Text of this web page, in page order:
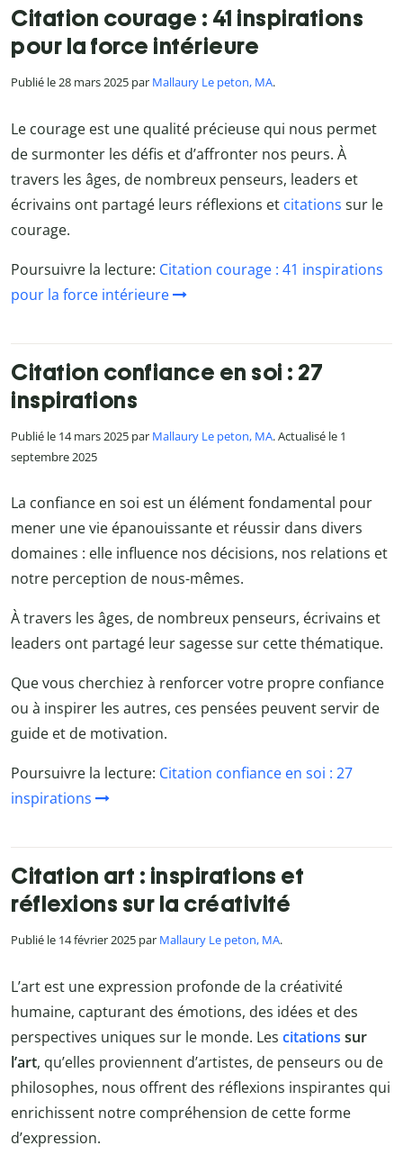
Citation courage : 41 inspirations
pour la force intérieure
Publié le 28 mars 2025 par Mallaury Le peton, MA.
Le courage est une qualité précieuse qui nous permet
de surmonter les défis et d’affronter nos peurs. À
travers les âges, de nombreux penseurs, leaders et
écrivains ont partagé leurs réflexions et citations sur le
courage.
Poursuivre la lecture: Citation courage : 41 inspirations
pour la force intérieure
Citation confiance en soi : 27
inspirations
Publié le 14 mars 2025 par Mallaury Le peton, MA. Actualisé le 1
septembre 2025
La confiance en soi est un élément fondamental pour
mener une vie épanouissante et réussir dans divers
domaines : elle influence nos décisions, nos relations et
notre perception de nous-mêmes.
À travers les âges, de nombreux penseurs, écrivains et
leaders ont partagé leur sagesse sur cette thématique.
Que vous cherchiez à renforcer votre propre confiance
ou à inspirer les autres, ces pensées peuvent servir de
guide et de motivation.
Poursuivre la lecture: Citation confiance en soi : 27
inspirations
Citation art : inspirations et
réflexions sur la créativité
Publié le 14 février 2025 par Mallaury Le peton, MA.
L’art est une expression profonde de la créativité
humaine, capturant des émotions, des idées et des
perspectives uniques sur le monde. Les citations sur
l’art, qu’elles proviennent d’artistes, de penseurs ou de
philosophes, nous offrent des réflexions inspirantes qui
enrichissent notre compréhension de cette forme
d’expression.